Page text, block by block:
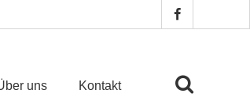
uns Kontakt